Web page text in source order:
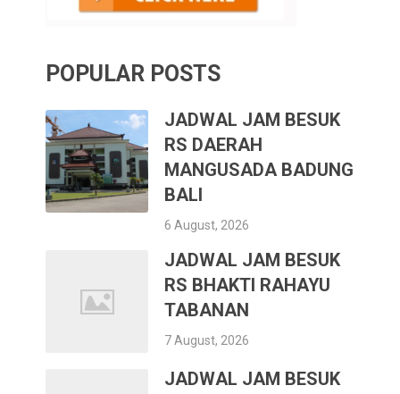
POPULAR POSTS
JADWAL JAM BESUK
RS DAERAH
MANGUSADA BADUNG
BALI
6 August, 2026
JADWAL JAM BESUK
RS BHAKTI RAHAYU
TABANAN
7 August, 2026
JADWAL JAM BESUK